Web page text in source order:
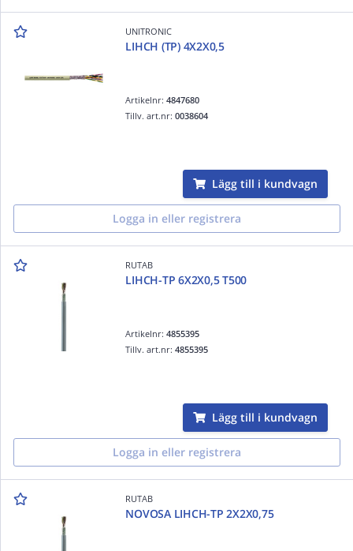
UNITRONIC
LIHCH (TP) 4X2X0,5
Artikelnr:4847680
Tillv. art.nr:0038604
Lägg till i kundvagn
Logga in eller registrera
RUTAB
LIHCH-TP 6X2X0,5 T500
Artikelnr:4855395
Tillv. art.nr:4855395
Lägg till i kundvagn
Logga in eller registrera
RUTAB
NOVOSA LIHCH-TP 2X2X0,75